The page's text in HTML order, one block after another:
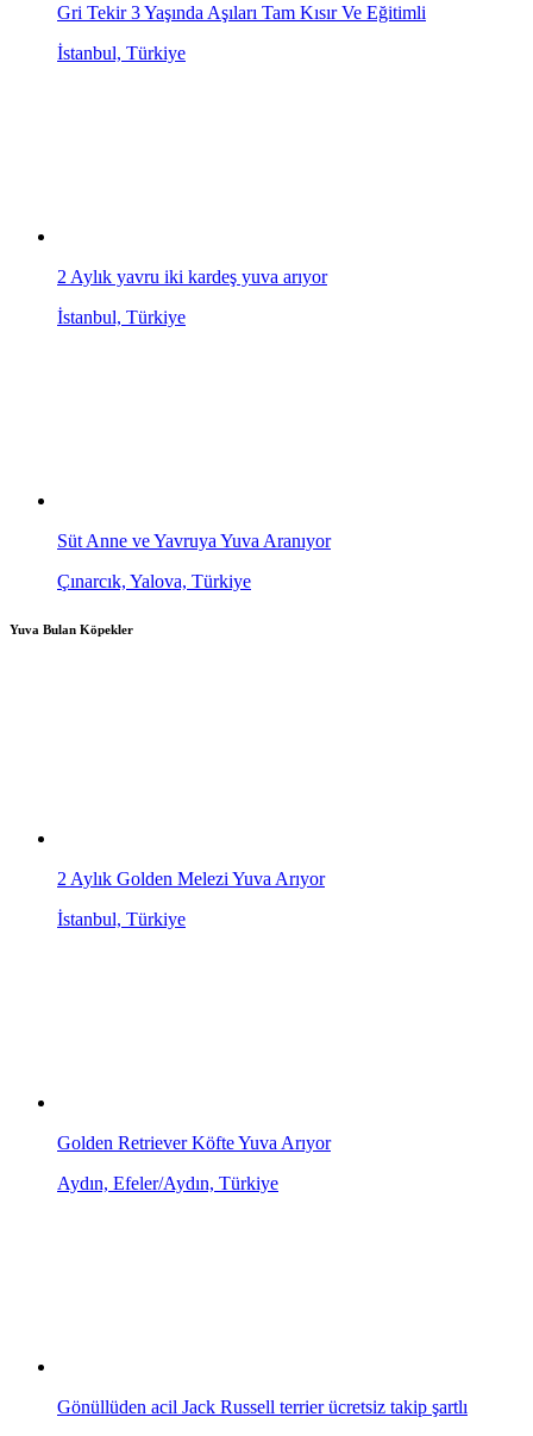
Gri Tekir 3 Yaşında Aşıları Tam Kısır Ve Eğitimli
İstanbul, Türkiye
2 Aylık yavru iki kardeş yuva arıyor
İstanbul, Türkiye
Süt Anne ve Yavruya Yuva Aranıyor
Çınarcık, Yalova, Türkiye
Yuva Bulan Köpekler
2 Aylık Golden Melezi Yuva Arıyor
İstanbul, Türkiye
Golden Retriever Köfte Yuva Arıyor
Aydın, Efeler/Aydın, Türkiye
Gönüllüden acil Jack Russell terrier ücretsiz takip şartlı